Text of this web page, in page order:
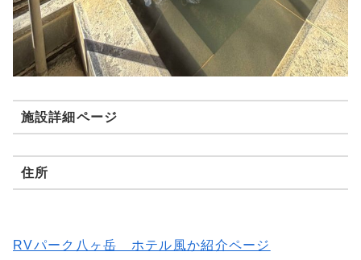
施設詳細ページ
住所
RVパーク八ヶ岳 ホテル風か紹介ページ